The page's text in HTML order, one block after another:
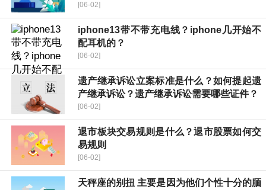
[06-02]
iphone13带不带充电线？iphone几开始不
配耳机的？
[06-02]
遗产继承诉讼立案标准是什么？如何提起遗
产继承诉讼？遗产继承诉讼需要哪些证件？
[06-02]
退市板块交易规则是什么？退市股票如何交
易规则
[06-02]
天秤座的别扭 主要是因为他们个性十分的腼